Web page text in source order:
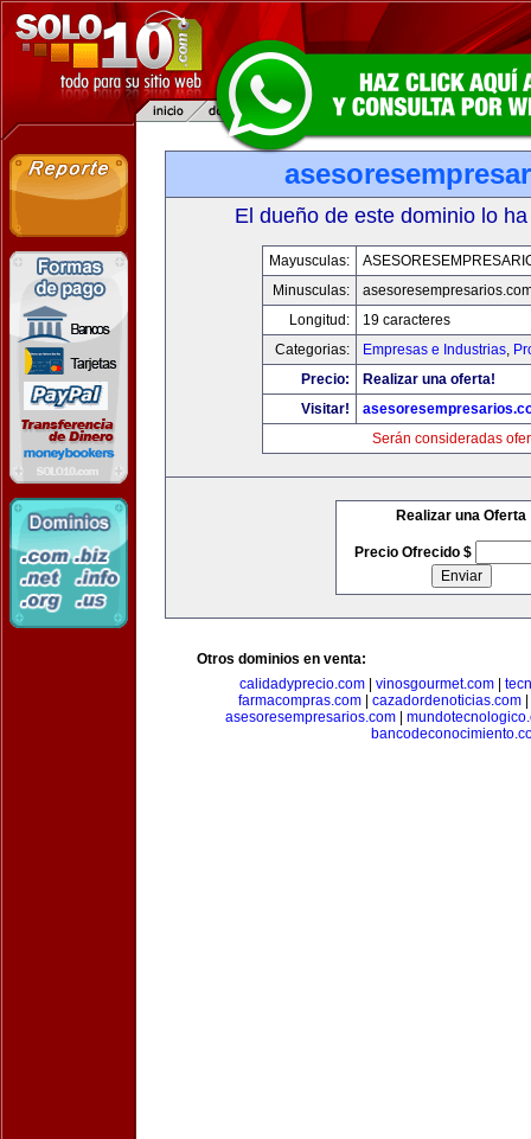
El dueño de este dominio lo
Mayusculas:
Minusculas:
Longitud:
19 caracteres
Categorias:
Empresas e Industrias,
Precio:
Realizar una oferta!
Visitar!
Serán consideradas
Realizar una Oferta
Precio Ofrecido $
Otros dominios en venta:
calidadyprecio.com
vinosgourmet.com
farmacompras.com
cazadordenoticias.com
asesoresempresarios.com